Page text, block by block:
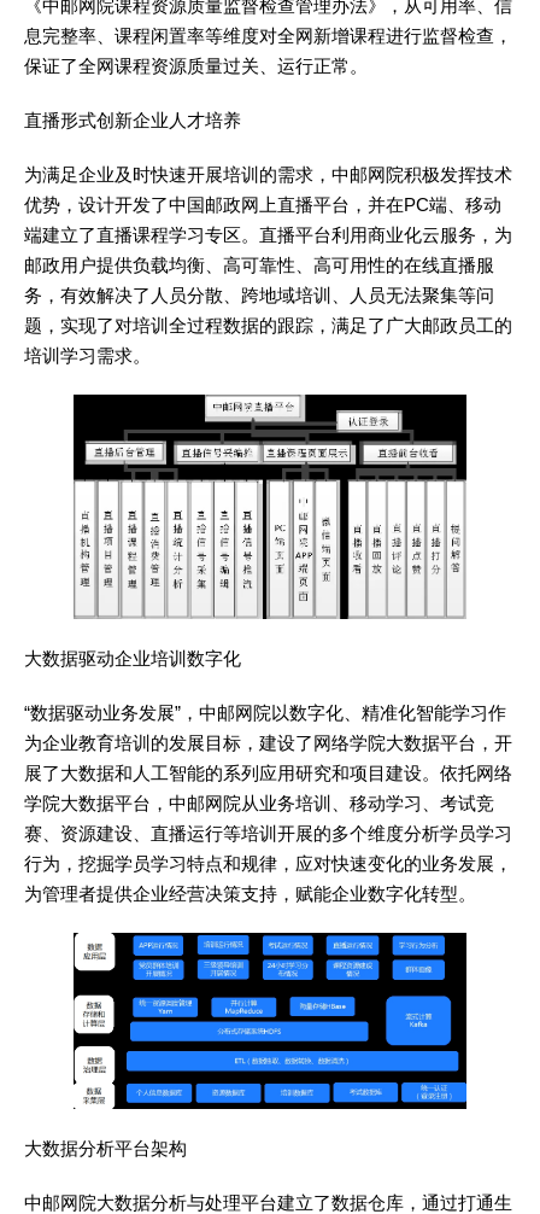
《中邮网院课程资源质量监督检查管理办法》，从可用率、信
息完整率、课程闲置率等维度对全网新增课程进行监督检查，
保证了全网课程资源质量过关、运行正常。
直播形式创新企业人才培养
为满足企业及时快速开展培训的需求，中邮网院积极发挥技术
优势，设计开发了中国邮政网上直播平台，并在PC端、移动
端建立了直播课程学习专区。直播平台利用商业化云服务，为
邮政用户提供负载均衡、高可靠性、高可用性的在线直播服
务，有效解决了人员分散、跨地域培训、人员无法聚集等问
题，实现了对培训全过程数据的跟踪，满足了广大邮政员工的
培训学习需求。
大数据驱动企业培训数字化
“数据驱动业务发展”，中邮网院以数字化、精准化智能学习作
为企业教育培训的发展目标，建设了网络学院大数据平台，开
展了大数据和人工智能的系列应用研究和项目建设。依托网络
学院大数据平台，中邮网院从业务培训、移动学习、考试竞
赛、资源建设、直播运行等培训开展的多个维度分析学员学习
行为，挖掘学员学习特点和规律，应对快速变化的业务发展，
为管理者提供企业经营决策支持，赋能企业数字化转型。
大数据分析平台架构
中邮网院大数据分析与处理平台建立了数据仓库，通过打通生